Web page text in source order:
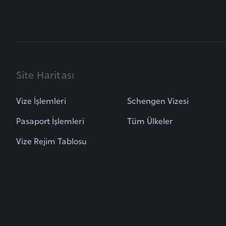
Site Haritası
Vize İşlemleri
Pasaport İşlemleri
Vize Rejim Tablosu
Schengen Vizesi
Tüm Ülkeler
o
s
a